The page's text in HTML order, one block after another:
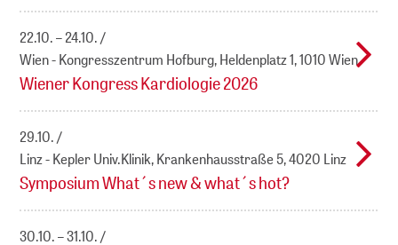
22.10. – 24.10.
Wien - Kongresszentrum Hofburg, Heldenplatz 1, 1010 Wien
Wiener Kongress Kardiologie 2026
29.10.
Linz - Kepler Univ.Klinik, Krankenhausstraße 5, 4020 Linz
Symposium What´s new & what´s hot?
30.10. – 31.10.